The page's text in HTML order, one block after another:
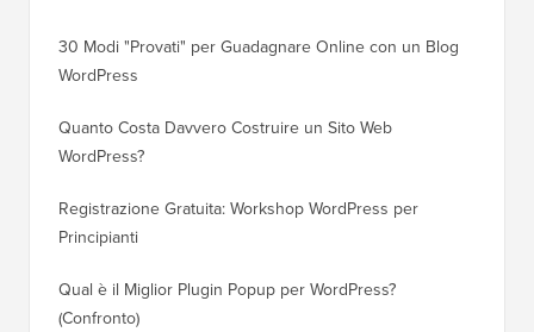
30 Modi "Provati" per Guadagnare Online con un Blog
WordPress
Quanto Costa Davvero Costruire un Sito Web
WordPress?
Registrazione Gratuita: Workshop WordPress per
Principianti
Qual è il Miglior Plugin Popup per WordPress?
(Confronto)